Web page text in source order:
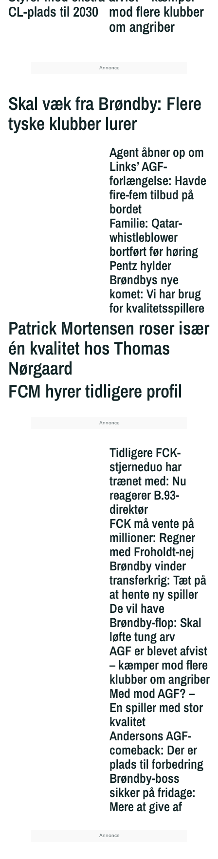
CL-plads til 2030 mod flere klubber
om angriber
Skal væk fra Brøndby: Flere
tyske klubber lurer
Agent åbner op om
Links’ AGF-
forlængelse: Havde
fire-fem tilbud på
bordet
Familie: Qatar-
whistleblower
bortført før høring
Pentz hylder
Brøndbys nye
komet: Vi har brug
for kvalitetsspillere
Patrick Mortensen roser især
én kvalitet hos Thomas
Nørgaard
FCM hyrer tidligere profil
Tidligere FCK-
stjerneduo har
trænet med: Nu
reagerer B.93-
direktør
FCK må vente på
millioner: Regner
med Froholdt-nej
Brøndby vinder
transferkrig: Tæt på
at hente ny spiller
De vil have
Brøndby-flop: Skal
løfte tung arv
AGF er blevet afvist
– kæmper mod flere
klubber om angriber
Med mod AGF? –
En spiller med stor
kvalitet
Andersons AGF-
comeback: Der er
plads til forbedring
Brøndby-boss
sikker på fridage:
Mere at give af